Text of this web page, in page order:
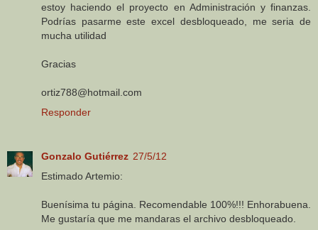
estoy haciendo el proyecto en Administración y finanzas.
Podrías pasarme este excel desbloqueado, me seria de
mucha utilidad
Gracias
ortiz788@hotmail.com
Responder
Gonzalo Gutiérrez 27/5/12
Estimado Artemio:
Buenísima tu página. Recomendable 100%!!! Enhorabuena.
Me gustaría que me mandaras el archivo desbloqueado.